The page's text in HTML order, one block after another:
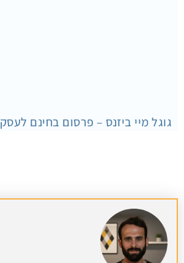
גוגל מיי ביזנס – פרסום בחינם לעסק